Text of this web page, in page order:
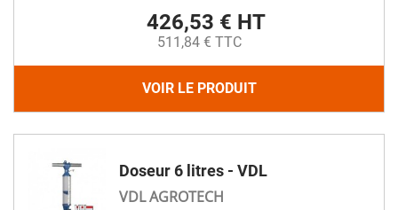
426,53 € HT
511,84 € TTC
VOIR LE PRODUIT
Doseur 6 litres - VDL
VDL AGROTECH